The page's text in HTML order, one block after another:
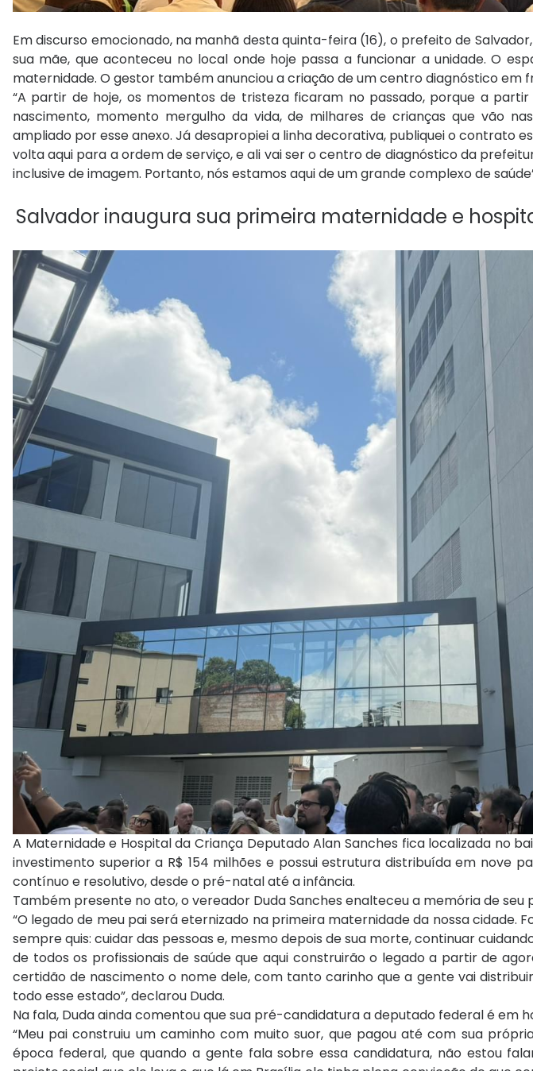
Em discurso emocionado, na manhã desta quinta-feira (16), o prefeito de
sua mãe, que aconteceu no local onde hoje passa a funcionar a unidade. O
maternidade. O gestor também anunciou a criação de um centro diagnóstico em
“A partir de hoje, os momentos de tristeza ficaram no passado, porque a
nascimento, momento mergulho da vida, de milhares de crianças que vão
ampliado por esse anexo. Já desapropiei a linha decorativa, publiquei o contrato
volta aqui para a ordem de serviço, e ali vai ser o centro de diagnóstico da
inclusive de imagem. Portanto, nós estamos aqui de um grande complexo de
Salvador inaugura sua primeira maternidade e
A Maternidade e Hospital da Criança Deputado Alan Sanches fica localizada no
investimento superior a R$ 154 milhões e possui estrutura distribuída em nove
contínuo e resolutivo, desde o pré-natal até a infância.
Também presente no ato, o vereador Duda Sanches enalteceu a memória de seu
“O legado de meu pai será eternizado na primeira maternidade da nossa cidade.
sempre quis: cuidar das pessoas e, mesmo depois de sua morte, continuar
de todos os profissionais de saúde que aqui construirão o legado a partir de
certidão de nascimento o nome dele, com tanto carinho que a gente vai
todo esse estado”, declarou Duda.
Na fala, Duda ainda comentou que sua pré-candidatura a deputado federal é em
“Meu pai construiu um caminho com muito suor, que pagou até com sua
época federal, que quando a gente fala sobre essa candidatura, não estou